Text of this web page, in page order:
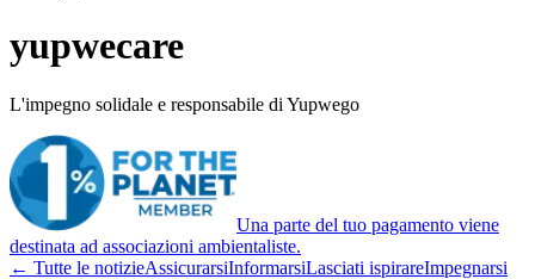
yupwecare
L'impegno solidale e responsabile di Yupwego
Una parte del tuo pagamento viene
destinata ad associazioni ambientaliste.
← Tutte le notizieAssicurarsiInformarsiLasciati ispirareImpegnarsi